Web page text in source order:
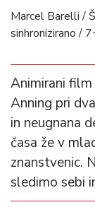
Marcel Barelli /
sinhronizirano /
Animirani
Anning pri
in neugnana
časa že v
znanstvenic.
sledimo sebi